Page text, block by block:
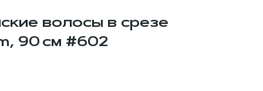
волосы в срезе
90 см #602